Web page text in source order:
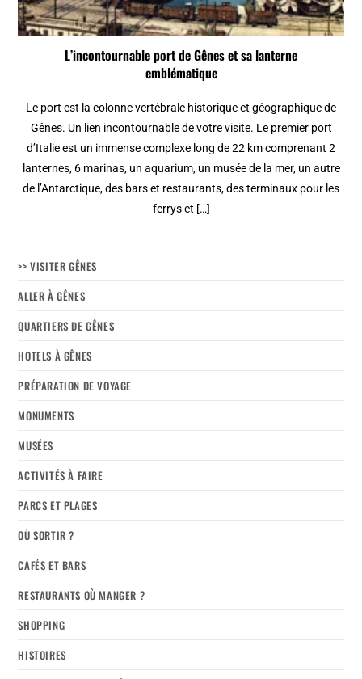
L’incontournable port de Gênes et sa lanterne
emblématique
Le port est la colonne vertébrale historique et géographique de
Gênes. Un lien incontournable de votre visite. Le premier port
d’Italie est un immense complexe long de 22 km comprenant 2
lanternes, 6 marinas, un aquarium, un musée de la mer, un autre
de l’Antarctique, des bars et restaurants, des terminaux pour les
ferrys et […]
>> VISITER GÊNES
ALLER À GÊNES
QUARTIERS DE GÊNES
HOTELS À GÊNES
PRÉPARATION DE VOYAGE
MONUMENTS
MUSÉES
ACTIVITÉS À FAIRE
PARCS ET PLAGES
OÙ SORTIR ?
CAFÉS ET BARS
RESTAURANTS OÙ MANGER ?
SHOPPING
HISTOIRES